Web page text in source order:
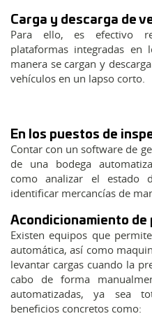
Carga y descarga de
Para ello, es efectivo
plataformas integradas en
manera se cargan y
vehículos en un lapso corto.
En los puestos de
Contar con un software de
de una bodega
como analizar el estado
identificar mercancías de
Acondicionamiento de
Existen equipos que
automática, así como
levantar cargas cuando la
cabo de forma
automatizadas, ya sea
beneficios concretos como: